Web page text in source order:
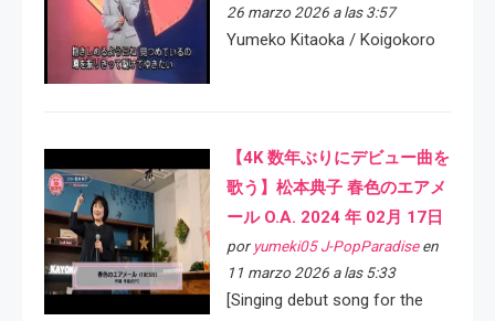
26 marzo 2026 a las 3:57
Yumeko Kitaoka / Koigokoro
【4K 数年ぶりにデビュー曲を
歌う】松本典子 春色のエアメ
ール O.A. 2024 年 02月 17日
por yumeki05 J-PopParadiseen
11 marzo 2026 a las 5:33
[Singing debut song for the